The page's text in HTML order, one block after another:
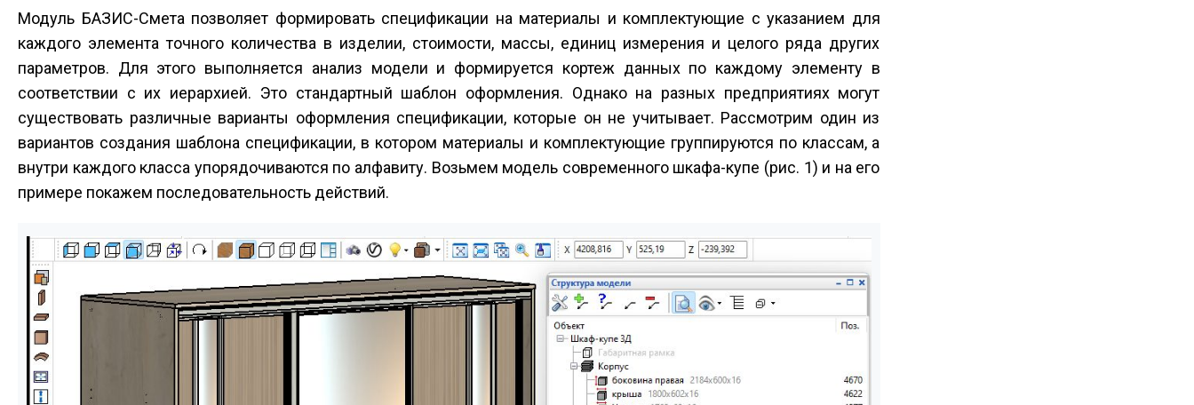
Модуль БАЗИС-Смета позволяет формировать спецификации на материалы и комплектующие с указанием для
каждого элемента точного количества в изделии, стоимости, массы, единиц измерения и целого ряда других
параметров. Для этого выполняется анализ модели и формируется кортеж данных по каждому элементу в
соответствии с их иерархией. Это стандартный шаблон оформления. Однако на разных предприятиях могут
существовать различные варианты оформления спецификации, которые он не учитывает. Рассмотрим один из
вариантов создания шаблона спецификации, в котором материалы и комплектующие группируются по классам, а
внутри каждого класса упорядочиваются по алфавиту. Возьмем модель современного шкафа-купе (рис. 1) и на его
примере покажем последовательность действий.